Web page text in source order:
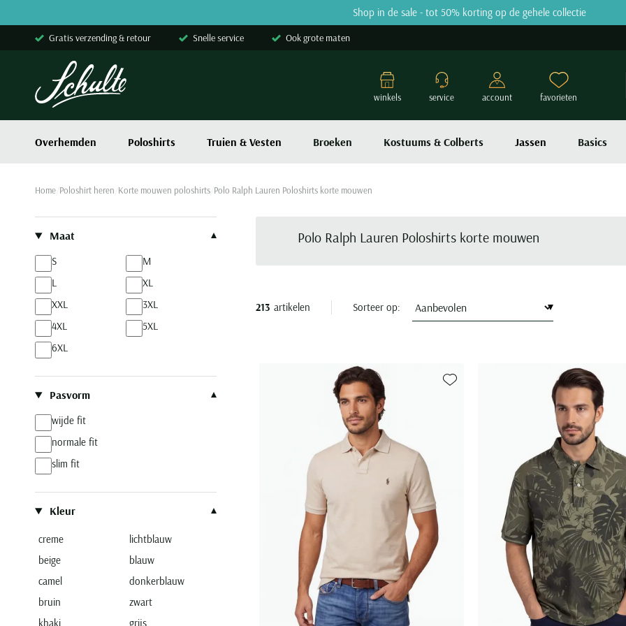
Shop in de sale - tot 50% korting op de gehele collectie
Gratis verzending & retour Snelle service Ook grote maten
Overhemden Poloshirts Truien & Vesten Broeken Kostuums & Colberts Jassen Basics
winkels service account favorieten
Home Poloshirt heren Korte mouwen poloshirts Polo Ralph Lauren Poloshirts korte mouwen
Polo Ralph Lauren Poloshirts korte mouwen
Maat
S
M
L
XL
XXL
3XL
4XL
5XL
6XL
Pasvorm
wijde fit
normale fit
slim fit
Kleur
creme
lichtblauw
beige
blauw
camel
donkerblauw
bruin
zwart
khaki
grijs
213 artikelen Sorteer op:
Toevoegen aan favorieten